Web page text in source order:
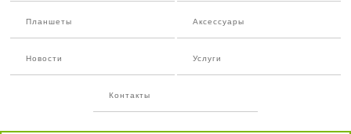
Планшеты Аксессуары
Новости Услуги
Контакты